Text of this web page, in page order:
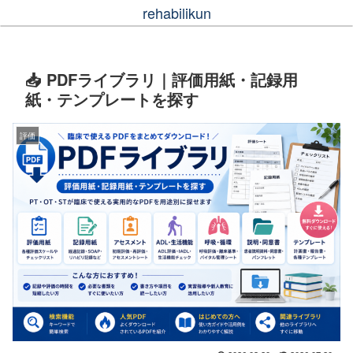
rehabilikun
📥 PDFライブラリ｜評価用紙・記録用
紙・テンプレートを探す
評価